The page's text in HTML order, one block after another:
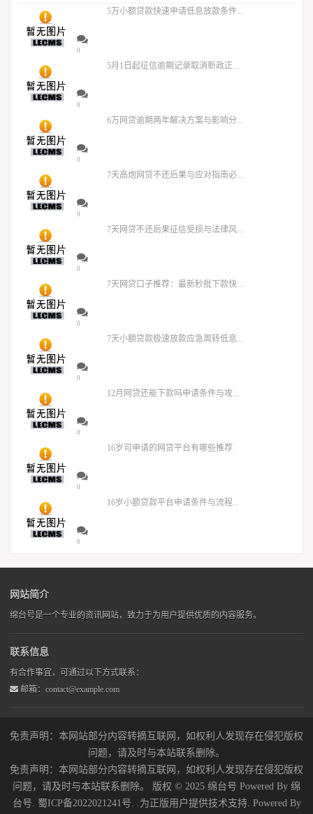
5万小额贷款快速申请低息放款条件...
0
5月1日起征信逾期记录取消新政正...
0
6万网贷逾期两年解决方案与影响分...
0
7天高炮网贷不还后果与应对指南必...
0
7天网贷不还后果征信受损与法律风...
0
7天网贷口子推荐：最新秒批下款快...
0
7天小额贷款极速放款应急周转低息...
0
12月网贷还能下款吗申请条件与攻...
0
16岁可申请的网贷平台有哪些推荐
0
16岁小额贷款平台申请条件与流程...
0
网站简介
绵台号是一个专业的资讯网站，致力于为用户提供优质的内容服务。
联系信息
有合作事宜，可通过以下方式联系：
邮箱：contact@example.com
免责声明：本网站部分内容转摘互联网，如权利人发现存在侵犯版权
问题，请及时与本站联系删除。
免责声明：本网站部分内容转摘互联网，如权利人发现存在侵犯版权
问题，请及时与本站联系删除。 版权 © 2025 绵台号 Powered By 绵
台号. 蜀ICP备2022021241号. .为正版用户提供技术支持. Powered By